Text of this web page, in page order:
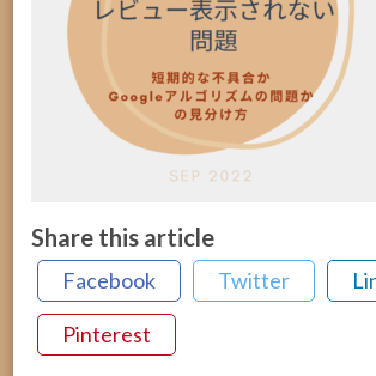
Share this article
Facebook Twitter
Pinterest